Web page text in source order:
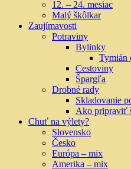
12. – 24. mesiac
Malý škôlkar
Zaujímavosti
Potraviny
Bylinky
Tymián
Cestoviny
Špargľa
Drobné rady
Skladovanie
Ako pripraviť
Chuť na výlety?
Slovensko
Česko
Európa – mix
Amerika – mix